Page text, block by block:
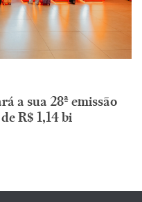
a sua 28ª emissão
R$ 1,14 bi